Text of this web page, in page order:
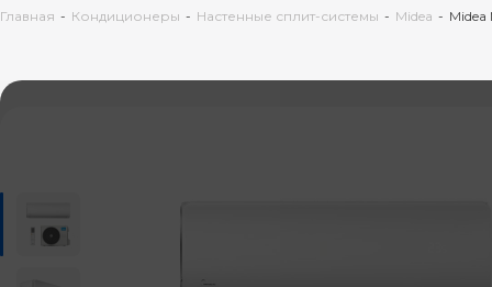
Главная - Кондиционеры - Настенные сплит-системы - Midea - Midea